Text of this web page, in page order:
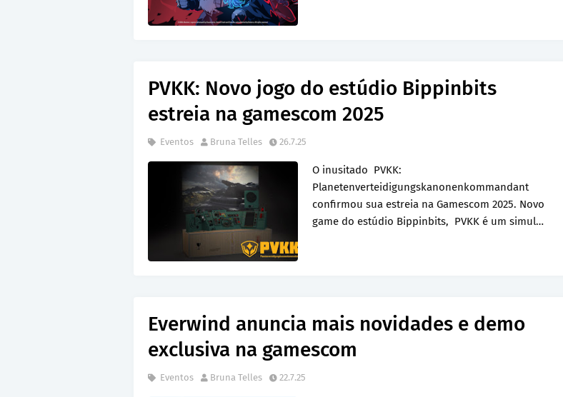
PVKK: Novo jogo do estúdio Bippinbits
estreia na gamescom 2025
Eventos Bruna Telles 26.7.25
O inusitado PVKK:
Planetenverteidigungskanonenkommandant
confirmou sua estreia na Gamescom 2025. Novo
game do estúdio Bippinbits, PVKK é um simul…
Everwind anuncia mais novidades e demo
exclusiva na gamescom
Eventos Bruna Telles 22.7.25